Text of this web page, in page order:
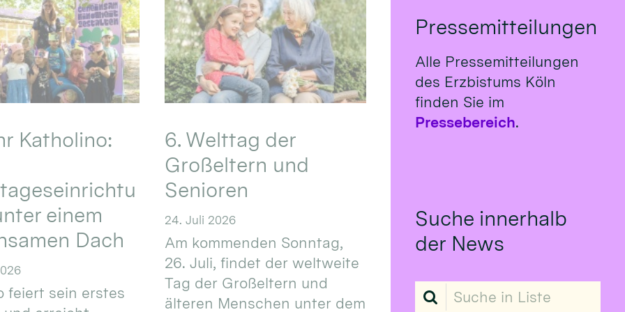
Katholino:
einem
Dach
feiert sein erstes
6. Welttag der
Großeltern und
Senioren
24. Juli 2026
Am kommenden Sonntag,
26. Juli, findet der weltweite
Tag der Großeltern und
älteren Menschen unter dem
Pressemitteilungen
Alle Pressemitteilungen
des Erzbistums Köln
finden Sie im
Pressebereich.
Suche innerhalb
der News
Suche in Liste